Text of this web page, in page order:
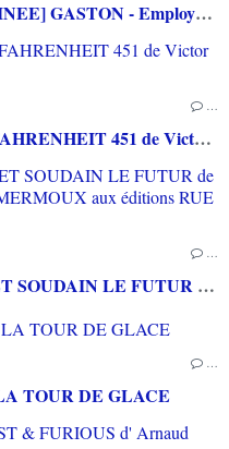
[REVUE LIVRE BANDE DESSINEE] GASTON - Employé du siècle de Rodolphe MASSE aux éditions de LA MARTINIERE
…
[REVUE BANDE DESSINEE] FAHRENHEIT 451 de Victor SANTOS aux éditions ACTUSF
…
[REVUE BANDE DESSINEE] ET SOUDAIN LE FUTUR de Mathieu BURNIAT & Dominique MERMOUX aux éditions RUE DE SEVRES
…
TOUR DE GLACE